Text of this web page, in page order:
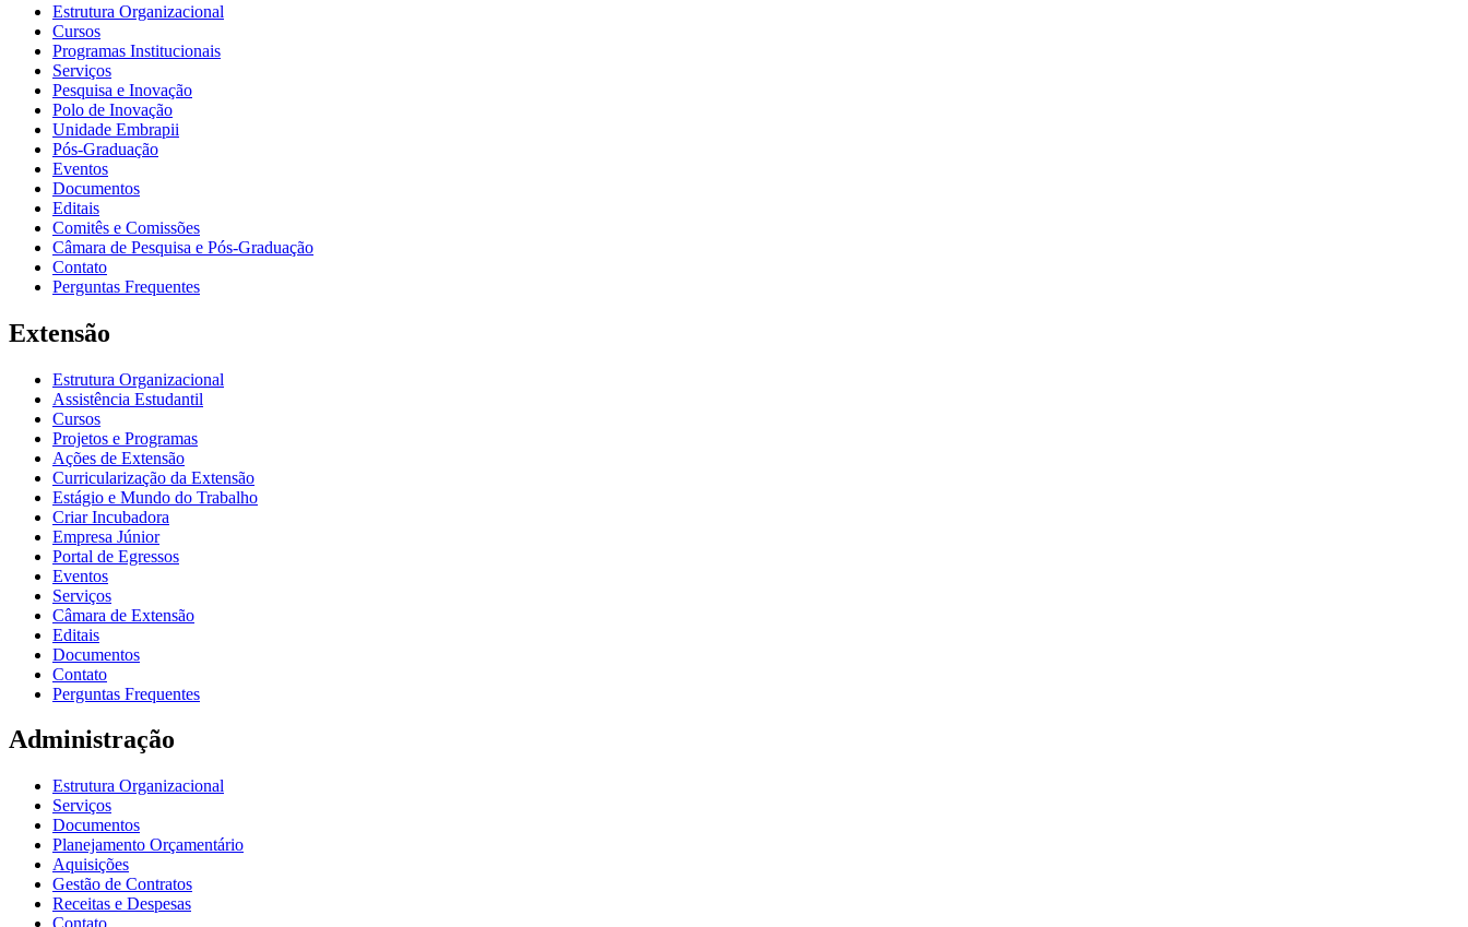
Estrutura Organizacional
Cursos
Programas Institucionais
Serviços
Pesquisa e Inovação
Polo de Inovação
Unidade Embrapii
Pós-Graduação
Eventos
Documentos
Editais
Comitês e Comissões
Câmara de Pesquisa e Pós-Graduação
Contato
Perguntas Frequentes
Extensão
Estrutura Organizacional
Assistência Estudantil
Cursos
Projetos e Programas
Ações de Extensão
Curricularização da Extensão
Estágio e Mundo do Trabalho
Criar Incubadora
Empresa Júnior
Portal de Egressos
Eventos
Serviços
Câmara de Extensão
Editais
Documentos
Contato
Perguntas Frequentes
Administração
Estrutura Organizacional
Serviços
Documentos
Planejamento Orçamentário
Aquisições
Gestão de Contratos
Receitas e Despesas